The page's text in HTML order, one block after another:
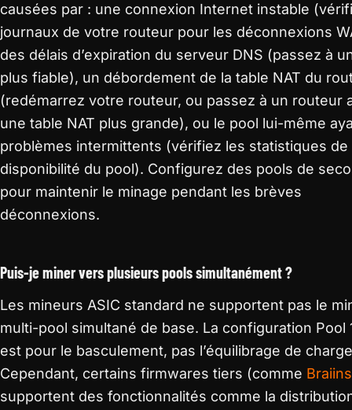
causées par : une connexion Internet instable
journaux de votre routeur pour les déconnexions
des délais d’expiration du serveur DNS (passez à
plus fiable), un débordement de la table NAT du
(redémarrez votre routeur, ou passez à un routeur
une table NAT plus grande), ou le pool lui-même
problèmes intermittents (vérifiez les statistiques de
disponibilité du pool). Configurez des pools de
pour maintenir le minage pendant les brèves
déconnexions.
Puis-je miner vers plusieurs pools simultanément ?
Les mineurs ASIC standard ne supportent pas le
multi-pool simultané de base. La configuration Pool
est pour le basculement, pas l’équilibrage de
Cependant, certains firmwares tiers (comme
supportent des fonctionnalités comme la